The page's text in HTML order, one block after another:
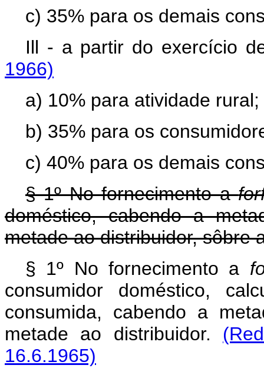
c) 35% para os demais
Ill - a partir do
1966)
a) 10% para atividade rural;
b) 35% para os
c) 40% para os demais
§ 1º No fornecimento a
doméstico, cabendo a
metade ao distribuidor, sôbre
§ 1º No fornecimento a
consumidor doméstico,
consumida, cabendo a
metade ao distribuidor.
16.6.1965)